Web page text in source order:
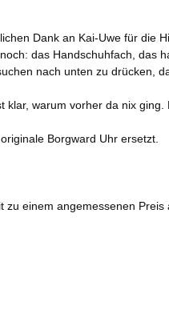
Dank an Kai-Uwe für die
das Handschuhfach, das
nach unten zu drücken,
warum vorher da nix
Borgward Uhr ersetzt.
einem angemessenen